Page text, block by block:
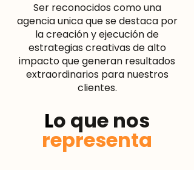
Ser reconocidos como una
agencia unica que se destaca por
la creación y ejecución de
estrategias creativas de alto
impacto que generan resultados
extraordinarios para nuestros
clientes.
Lo que nos
representa